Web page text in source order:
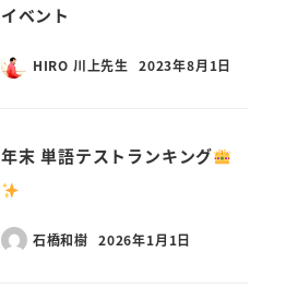
イベント
HIRO 川上先生 2023年8月1日
年末 単語テストランキング
石橋和樹 2026年1月1日